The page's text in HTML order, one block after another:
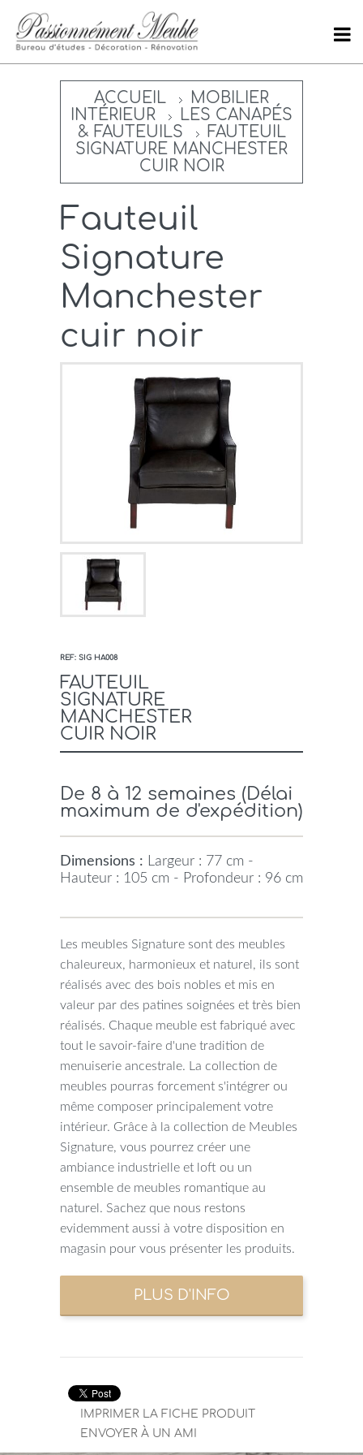
ACCUEIL
MOBILIER
INTÉRIEUR
LES CANAPÉS
& FAUTEUILS
FAUTEUIL
SIGNATURE MANCHESTER
CUIR NOIR
Fauteuil
Signature
Manchester
cuir noir
REF: SIG HA008
FAUTEUIL
SIGNATURE
MANCHESTER
CUIR NOIR
De 8 à 12 semaines (Délai
maximum de d'expédition)
Dimensions : Largeur : 77 cm -
Hauteur : 105 cm - Profondeur : 96 cm
Les meubles Signature sont des meubles
chaleureux, harmonieux et naturel, ils sont
réalisés avec des bois nobles et mis en
valeur par des patines soignées et très bien
réalisés. Chaque meuble est fabriqué avec
tout le savoir-faire d'une tradition de
menuiserie ancestrale. La collection de
meubles pourras forcement s'intégrer ou
même composer principalement votre
intérieur. Grâce à la collection de Meubles
Signature, vous pourrez créer une
ambiance industrielle et loft ou un
ensemble de meubles romantique au
naturel. Sachez que nous restons
evidemment aussi à votre disposition en
magasin pour vous présenter les produits.
IMPRIMER LA FICHE PRODUIT
ENVOYER À UN AMI